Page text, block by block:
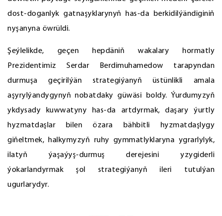
dost-doganlyk gatnaşyklarynyň has-da berkidilýändiginiň
nyşanyna öwrüldi.
Şeýlelikde, geçen hepdäniň wakalary hormatly
Prezidentimiz Serdar Berdimuhamedow tarapyndan
durmuşa geçirilýän strategiýanyň üstünlikli amala
aşyrylýandygynyň nobatdaky güwäsi boldy. Ýurdumyzyň
ykdysady kuwwatyny has-da artdyrmak, daşary ýurtly
hyzmatdaşlar bilen özara bähbitli hyzmatdaşlygy
giňeltmek, halkymyzyň ruhy gymmatlyklaryna ygrarlylyk,
ilatyň ýaşaýyş-durmuş derejesini yzygiderli
ýokarlandyrmak şol strategiýanyň ileri tutulýan
ugurlarydyr.